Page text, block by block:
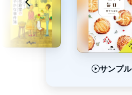
サンプル